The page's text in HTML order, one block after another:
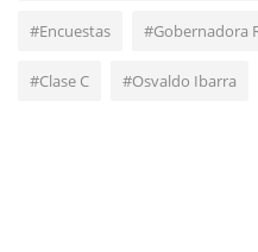
#Encuestas #Gobernadora
#Clase C #Osvaldo Ibarra